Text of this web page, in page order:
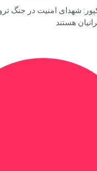
شهدای امنیت در جنگ
هستند